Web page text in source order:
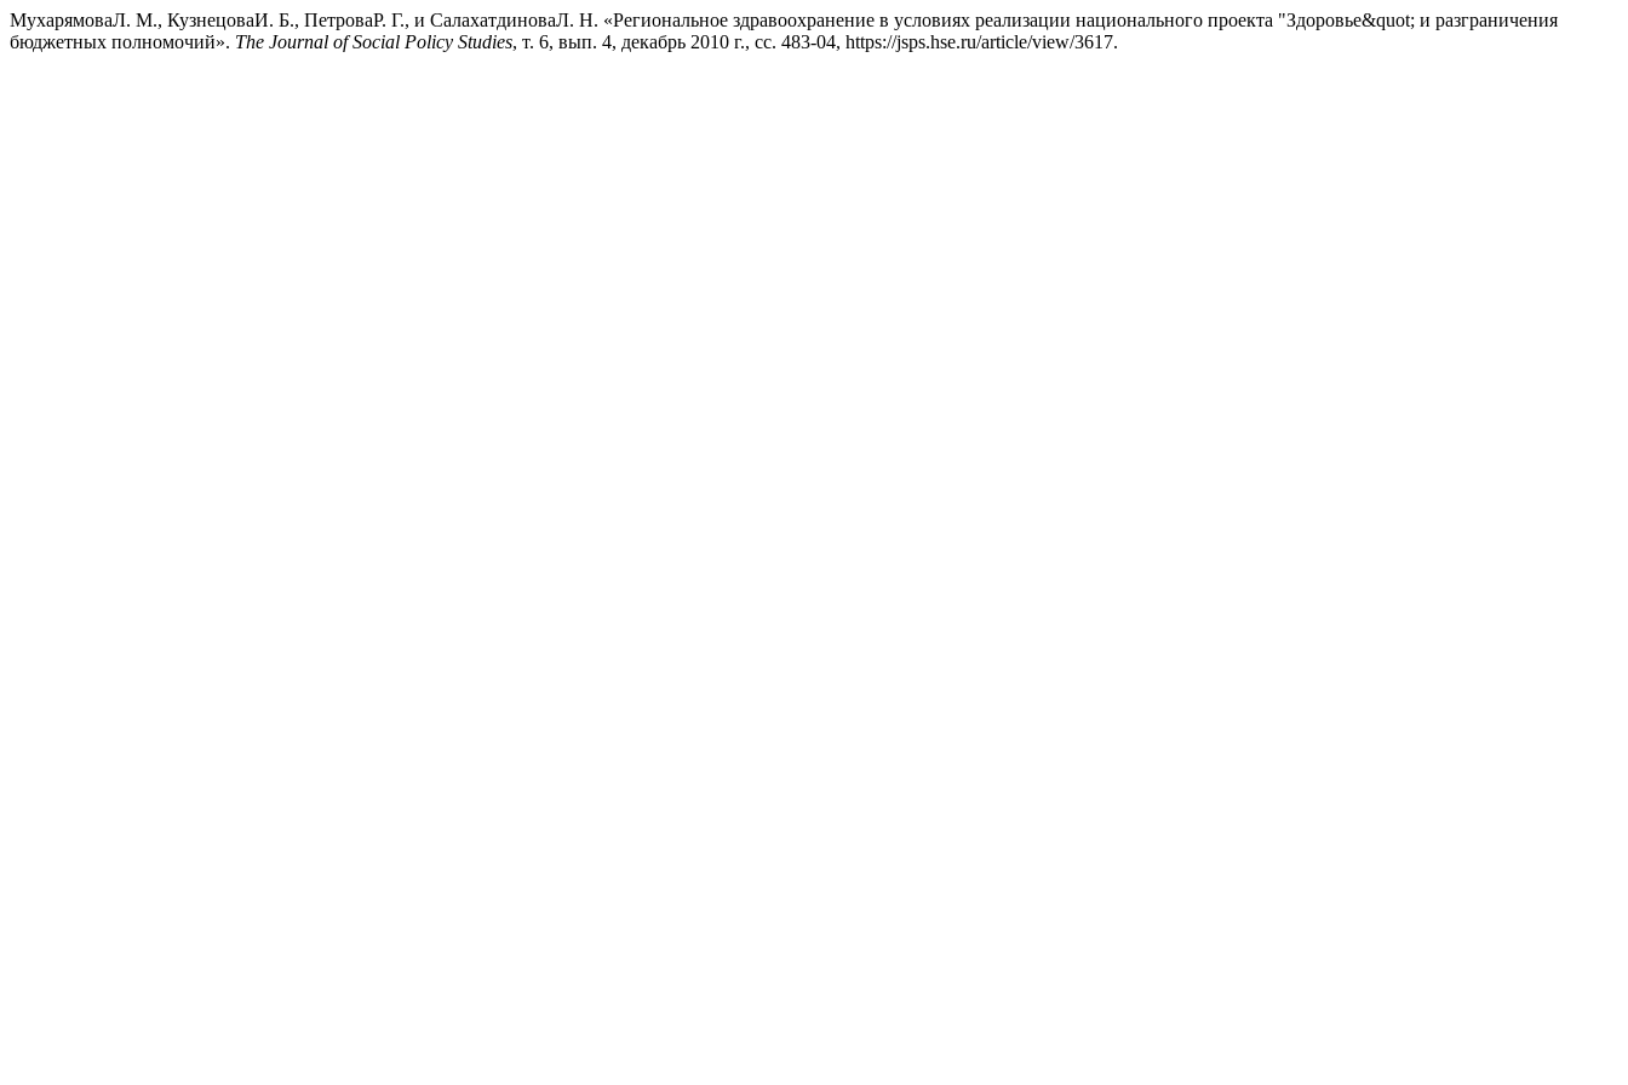
МухарямоваЛ. М., КузнецоваИ. Б., ПетроваР. Г., и СалахатдиноваЛ. Н. «Региональное здравоохранение в условиях реализации национального проекта "Здоровье&quot; и разграничения
бюджетных полномочий». The Journal of Social Policy Studies, т. 6, вып. 4, декабрь 2010 г., сс. 483-04, https://jsps.hse.ru/article/view/3617.